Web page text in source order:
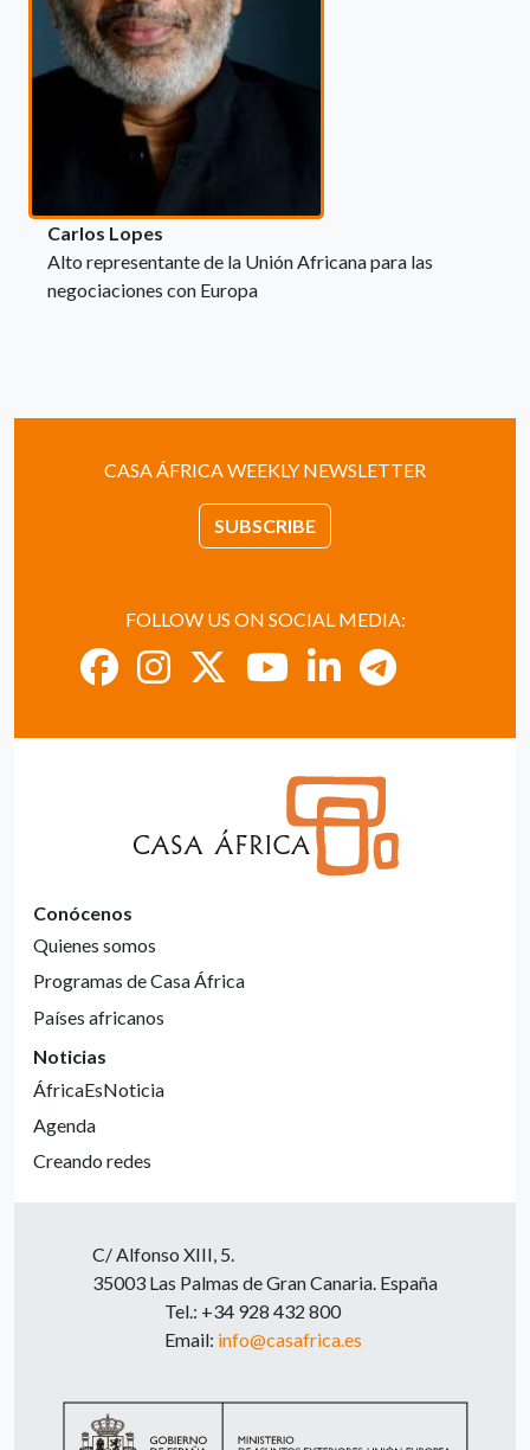
Carlos Lopes
Alto representante de la Unión Africana para las
negociaciones con Europa
CASA ÁFRICA WEEKLY NEWSLETTER
SUBSCRIBE
FOLLOW US ON SOCIAL MEDIA:
Conócenos
Quienes somos
Programas de Casa África
Países africanos
Noticias
ÁfricaEsNoticia
Agenda
Creando redes
C/ Alfonso XIII, 5.
35003 Las Palmas de Gran Canaria. España
Tel.: +34 928 432 800
Email: info@casafrica.es